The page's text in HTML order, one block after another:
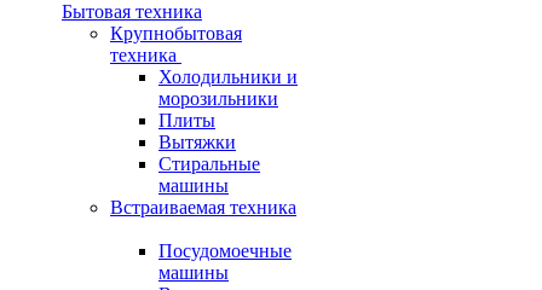
Бытовая техника
Крупнобытовая
техника
Холодильники и
морозильники
Плиты
Вытяжки
Стиральные
машины
Встраиваемая техника
Посудомоечные
машины